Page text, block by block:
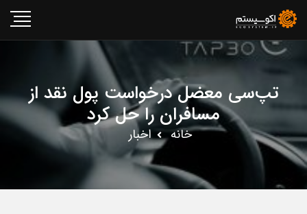
تپ‌سی معضل درخواست پول نقد از
مسافران را حل کرد
خانه اخبار